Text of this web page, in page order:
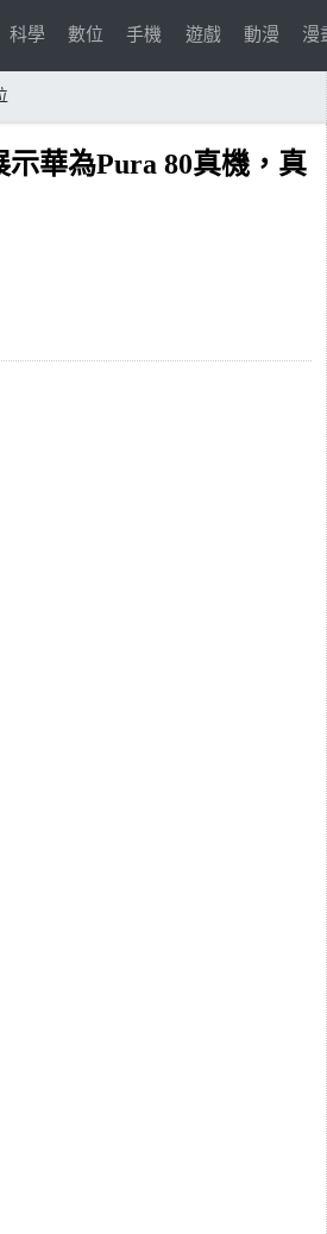
科學 數位 手機 遊戲 動漫 漫
示華為Pura 80真機，真